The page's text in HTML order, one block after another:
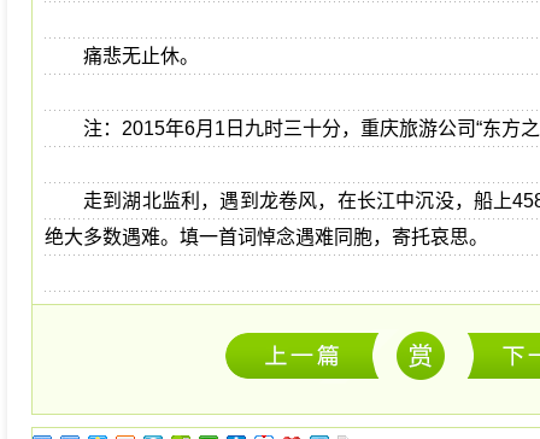
痛悲无止休。
注：2015年6月1日九时三十分，重庆旅游公司“东方
走到湖北监利，遇到龙卷风，在长江中沉没，船上
绝大多数遇难。填一首词悼念遇难同胞，寄托哀思。